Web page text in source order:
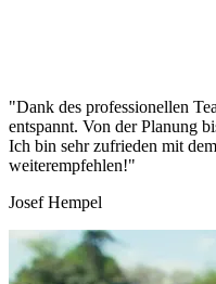
"Dank des professionellen
entspannt. Von der Planung
Ich bin sehr zufrieden mit
weiterempfehlen!"
Josef Hempel